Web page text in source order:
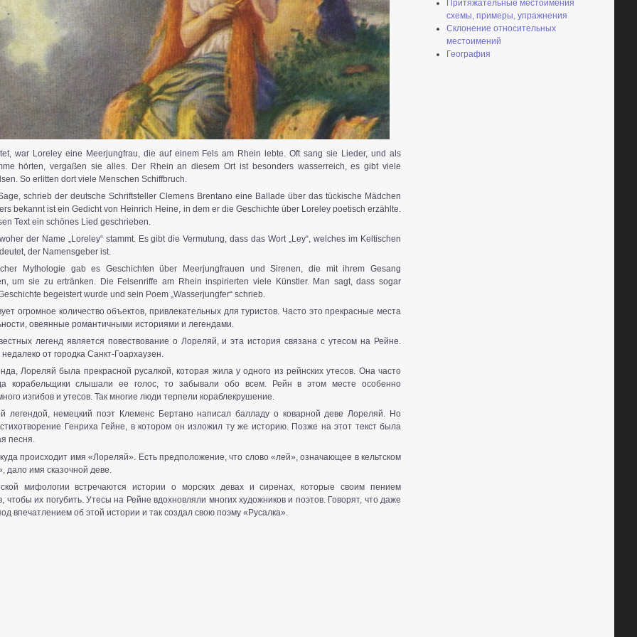
war Loreley eine Meerjungfrau, die auf einem Fels am Rhein lebte. Oft sang sie Lieder, und als
hörten, vergaßen sie alles. Der Rhein an diesem Ort ist besonders wasserreich, es gibt viele
So erlitten dort viele Menschen Schiffbruch.
schrieb der deutsche Schriftsteller Clemens Brentano eine Ballade über das tückische Mädchen
bekannt ist ein Gedicht von Heinrich Heine, in dem er die Geschichte über Loreley poetisch erzählte.
Text ein schönes Lied geschrieben.
der Name „Loreley“ stammt. Es gibt die Vermutung, dass das Wort „Ley“, welches im Keltischen
der Namensgeber ist.
Mythologie gab es Geschichten über Meerjungfrauen und Sirenen, die mit ihrem Gesang
um sie zu ertränken. Die Felsenriffe am Rhein inspirierten viele Künstler. Man sagt, dass sogar
begeistert wurde und sein Poem „Wasserjungfer“ schrieb.
огромное количество объектов, привлекательных для туристов. Часто это прекрасные места
овеянные романтичными историями и легендами.
легенд является повествование о Лореляй, и эта история связана с утесом на Рейне.
от городка Санкт-Гоархаузен.
Лореляй была прекрасной русалкой, которая жила у одного из рейнских утесов. Она часто
корабельщики слышали ее голос, то забывали обо всем. Рейн в этом месте особенно
изгибов и утесов. Так многие люди терпели кораблекрушение.
легендой, немецкий поэт Клеменс Бертано написал балладу о коварной деве Лореляй. Но
Генриха Гейне, в котором он изложил ту же историю. Позже на этот текст была
песня.
происходит имя «Лореляй». Есть предположение, что слово «лей», означающее в кельтском
дало имя сказочной деве.
мифологии встречаются истории о морских девах и сиренах, которые своим пением
чтобы их погубить. Утесы на Рейне вдохновляли многих художников и поэтов. Говорят, что даже
впечатлением об этой истории и так создал свою поэму «Русалка».
Притяжательные местоимения
схемы, примеры, упражнения
Склонение относительных
местоимений
География